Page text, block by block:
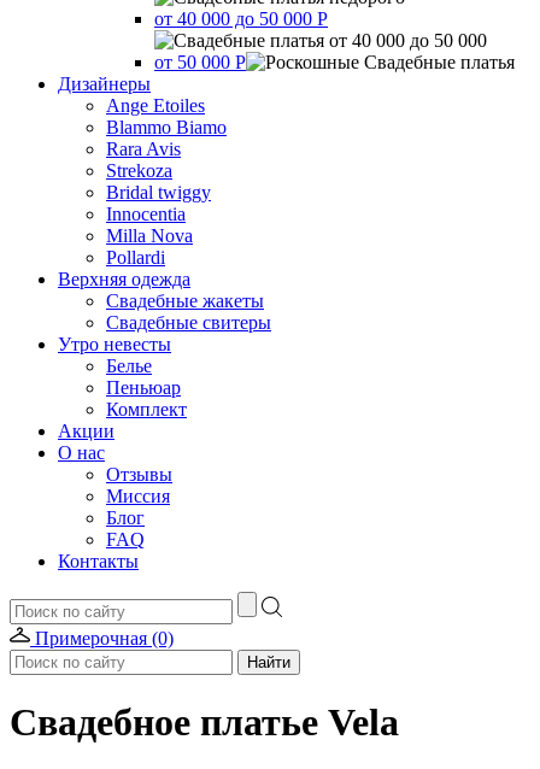
от 40 000 до 50 000 Р
от 50 000 Р
Дизайнеры
Ange Etoiles
Blammo Biamo
Rara Avis
Strekoza
Bridal twiggy
Innocentia
Milla Nova
Pollardi
Верхняя одежда
Свадебные жакеты
Свадебные свитеры
Утро невесты
Белье
Пеньюар
Комплект
Акции
О нас
Отзывы
Миссия
Блог
FAQ
Контакты
Примерочная (0)
Свадебное платье Vela